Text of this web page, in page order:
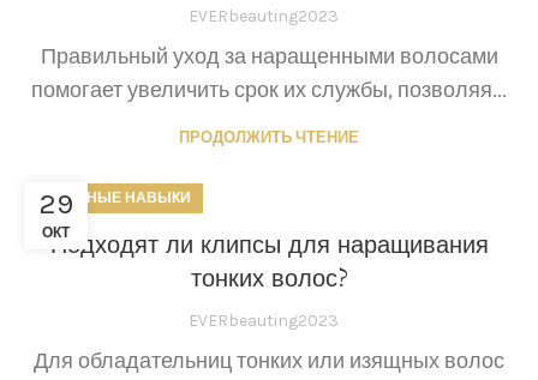
EVERbeauting2023
Правильный уход за наращенными волосами
помогает увеличить срок их службы, позволяя...
ПРОДОЛЖИТЬ ЧТЕНИЕ
29
ОКТ
ПОЛЕЗНЫЕ НАВЫКИ
Подходят ли клипсы для наращивания
тонких волос?
EVERbeauting2023
Для обладательниц тонких или изящных волос